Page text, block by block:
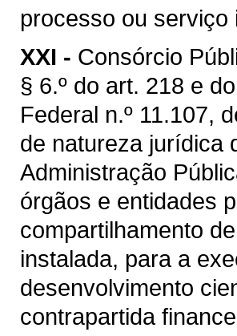
processo ou serviço
XXI - Consórcio
§ 6.º do art. 218 e
Federal n.º 11.107,
de natureza jurídica
Administração
órgãos e entidades
compartilhamento
instalada, para a
desenvolvimento
contrapartida